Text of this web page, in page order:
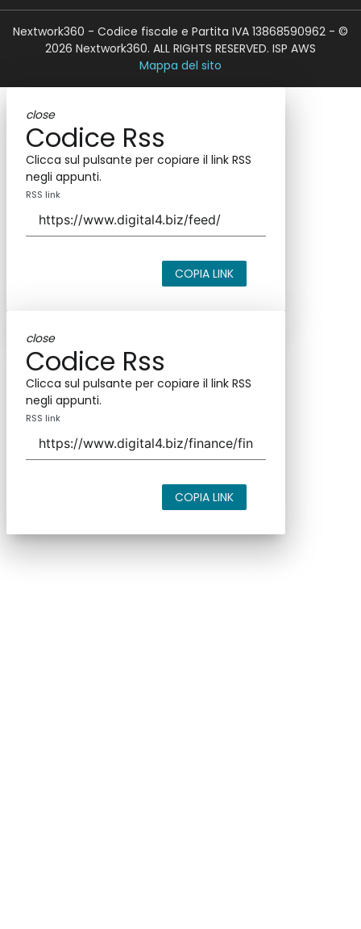
Nextwork360 - Codice fiscale e Partita IVA 13868590962 - ©
2026 Nextwork360. ALL RIGHTS RESERVED. ISP AWS
Mappa del sito
close
Codice Rss
Clicca sul pulsante per copiare il link RSS
negli appunti.
RSS link
COPIA LINK
close
Codice Rss
Clicca sul pulsante per copiare il link RSS
negli appunti.
RSS link
COPIA LINK